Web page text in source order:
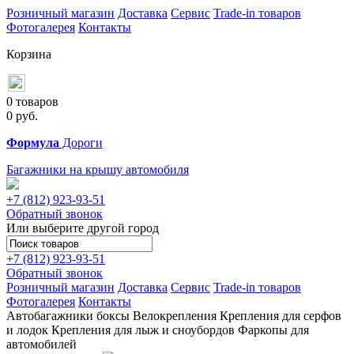
Розничный магазин Доставка Сервис Trade-in товаров
Фотогалерея Контакты
Корзина
0 товаров
0 руб.
Формула Дороги
Багажники на крышу автомобиля
+7 (812) 923-93-51
Обратный звонок
Или выберите другой город
+7 (812) 923-93-51
Обратный звонок
Розничный магазин Доставка Сервис Trade-in товаров
Фотогалерея Контакты
Автобагажники боксы Велокрепления Крепления для серфов
и лодок Крепления для лыж и сноубордов Фаркопы для
автомобилей